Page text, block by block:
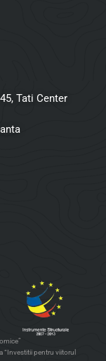
“Investitii pentru viitorul
Tati Center